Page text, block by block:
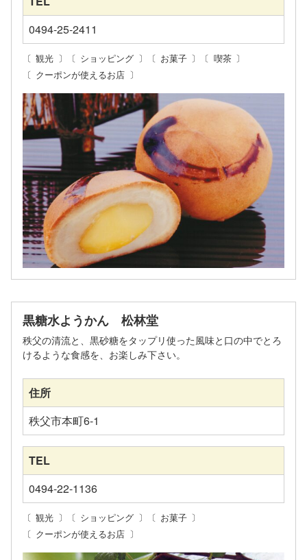
観光 ショッピング お菓子
喫茶
クーポンが使えるお店
0494-25-2411
観光 ショッピング
お菓子
クーポンが使えるお店
黒糖水ようかん 松林堂
秩父の清流と、黒砂糖をタップリ使った風味と口の中でとろ
けるような食感を、お楽しみ下さい。
住所
秩父市本町6-1
TEL
0494-22-1136